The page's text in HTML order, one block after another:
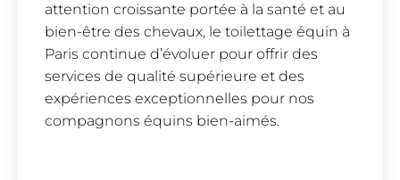
attention croissante portée à la santé et au
bien-être des chevaux, le toilettage équin à
Paris continue d’évoluer pour offrir des
services de qualité supérieure et des
expériences exceptionnelles pour nos
compagnons équins bien-aimés.